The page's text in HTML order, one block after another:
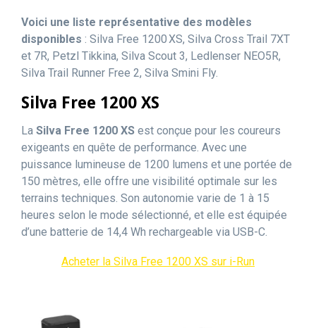
Voici une liste représentative des modèles
disponibles : Silva Free 1200 XS, Silva Cross Trail 7XT
et 7R, Petzl Tikkina, Silva Scout 3, Ledlenser NEO5R,
Silva Trail Runner Free 2, Silva Smini Fly.
Silva Free 1200 XS
La Silva Free 1200 XS est conçue pour les coureurs
exigeants en quête de performance. Avec une
puissance lumineuse de 1200 lumens et une portée de
150 mètres, elle offre une visibilité optimale sur les
terrains techniques. Son autonomie varie de 1 à 15
heures selon le mode sélectionné, et elle est équipée
d’une batterie de 14,4 Wh rechargeable via USB-C.
Acheter la Silva Free 1200 XS sur i-Run